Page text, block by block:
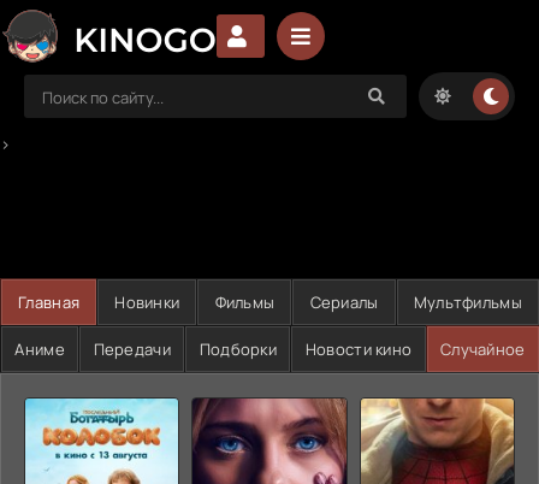
>
Главная Новинки Фильмы Сериалы Мультфильмы
Аниме Передачи Подборки Новости кино Случайное